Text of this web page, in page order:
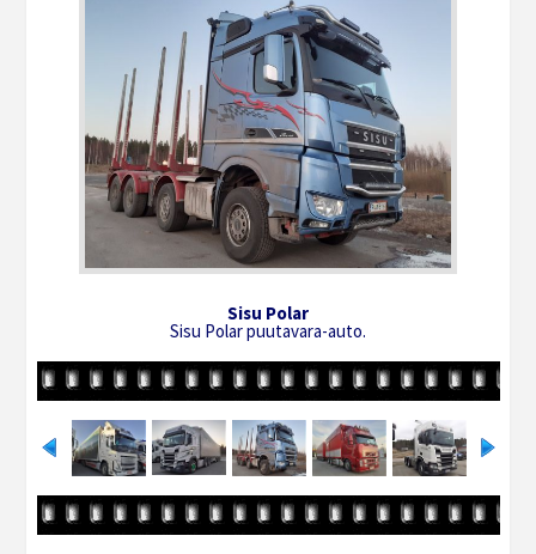
Sisu Polar
Sisu Polar puutavara-auto.